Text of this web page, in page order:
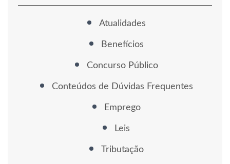
Atualidades
Benefícios
Concurso Público
Conteúdos de Dúvidas Frequentes
Emprego
Leis
Tributação